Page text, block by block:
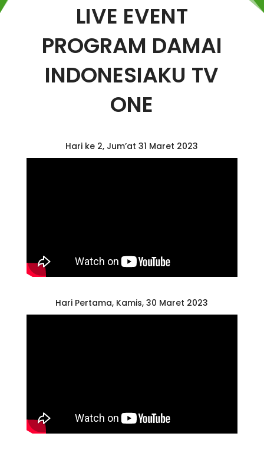
LIVE EVENT
PROGRAM DAMAI
INDONESIAKU TV
ONE
Hari ke 2, Jum’at 31 Maret 2023
Hari Pertama, Kamis, 30 Maret 2023